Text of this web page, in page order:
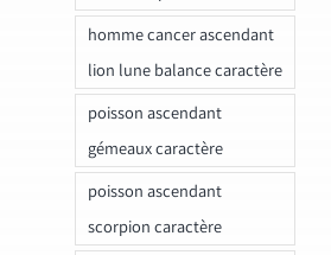
homme cancer ascendant
lion lune balance caractère
poisson ascendant
gémeaux caractère
poisson ascendant
scorpion caractère